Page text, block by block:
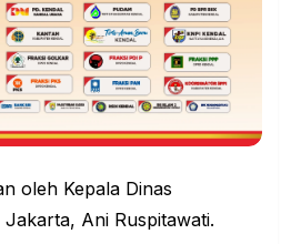
oleh Kepala Dinas
Ani Ruspitawati.